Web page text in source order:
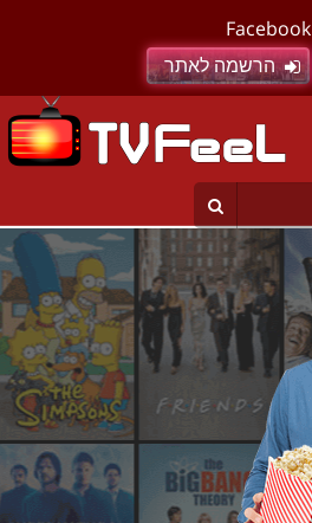
Facebook
הרשמה לאתר